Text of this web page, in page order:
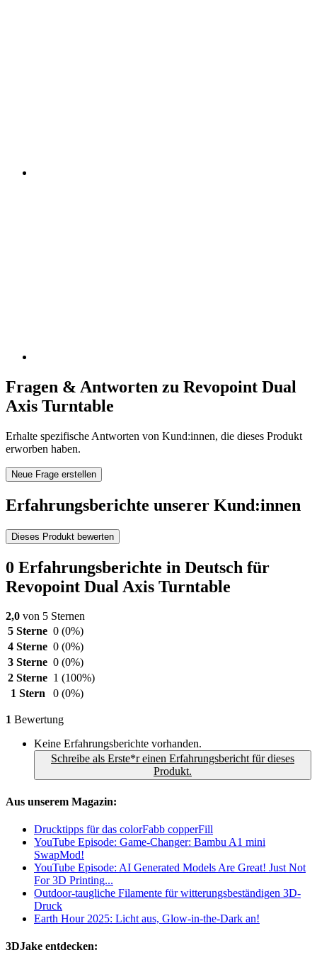
Fragen & Antworten zu Revopoint Dual
Axis Turntable
Erhalte spezifische Antworten von Kund:innen, die dieses Produkt
erworben haben.
Neue Frage erstellen
Erfahrungsberichte unserer Kund:innen
Dieses Produkt bewerten
0 Erfahrungsberichte in Deutsch für
Revopoint Dual Axis Turntable
2,0 von 5 Sternen
5 Sterne 0 (0%)
4 Sterne 0 (0%)
3 Sterne 0 (0%)
2 Sterne 1 (100%)
1 Stern
0 (0%)
1 Bewertung
Keine Erfahrungsberichte vorhanden.
Schreibe als Erste*r einen Erfahrungsbericht für dieses
Produkt.
Aus unserem Magazin:
Drucktipps für das colorFabb copperFill
YouTube Episode: Game-Changer: Bambu A1 mini
SwapMod!
YouTube Episode: AI Generated Models Are Great! Just Not
For 3D Printing...
Outdoor-taugliche Filamente für witterungsbeständigen 3D-
Druck
Earth Hour 2025: Licht aus, Glow-in-the-Dark an!
3DJake entdecken: